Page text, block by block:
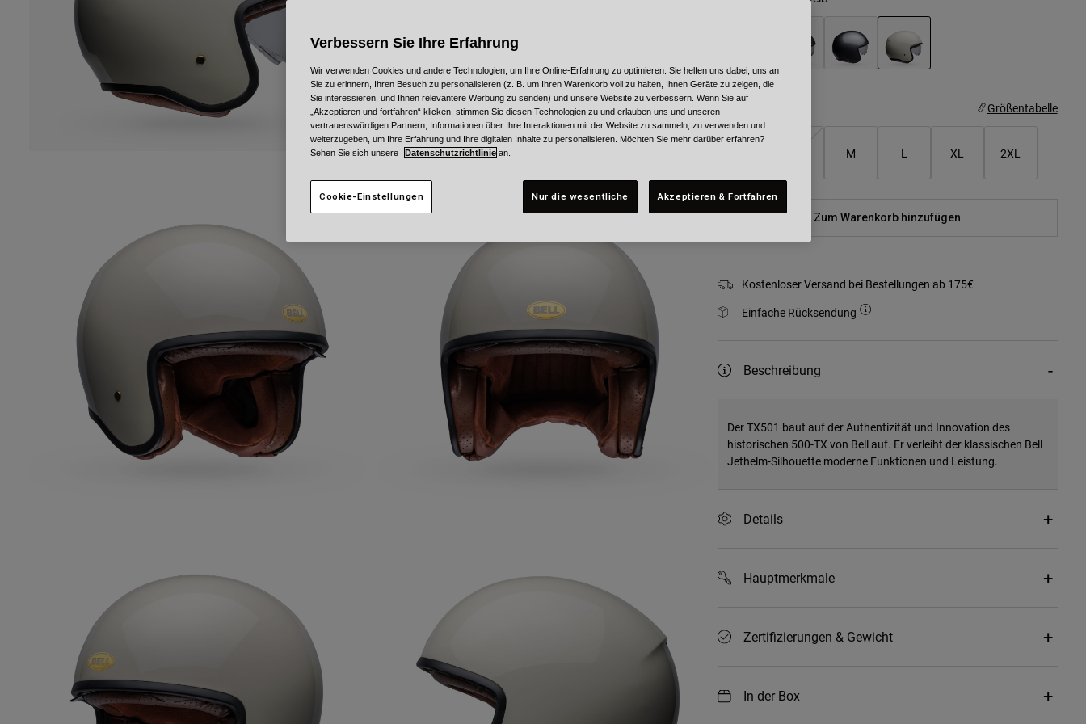
Größe Größentabelle
M L XL 2XL
Zum Warenkorb hinzufügen
Kostenloser Versand bei Bestellungen ab 175€
Einfache Rücksendung
Beschreibung
Der TX501 baut auf der Authentizität und Innovation des
historischen 500-TX von Bell auf. Er verleiht der klassischen Bell
Jethelm-Silhouette moderne Funktionen und Leistung.
Details
Hauptmerkmale
Zertifizierungen & Gewicht
In der Box
Verbessern Sie Ihre Erfahrung
Wir verwenden Cookies und andere Technologien, um Ihre Online-Erfahrung zu optimieren. Sie helfen uns dabei, uns an
Sie zu erinnern, Ihren Besuch zu personalisieren (z. B. um Ihren Warenkorb voll zu halten, Ihnen Geräte zu zeigen, die
Sie interessieren, und Ihnen relevantere Werbung zu senden) und unsere Website zu verbessern. Wenn Sie auf
„Akzeptieren und fortfahren“ klicken, stimmen Sie diesen Technologien zu und erlauben uns und unseren
vertrauenswürdigen Partnern, Informationen über Ihre Interaktionen mit der Website zu sammeln, zu verwenden und
weiterzugeben, um Ihre Erfahrung und Ihre digitalen Inhalte zu personalisieren. Möchten Sie mehr darüber erfahren?
Sehen Sie sich unsere
Datenschutzrichtlinie an.
Cookie-Einstellungen Nur die wesentliche Akzeptieren & Fortfahren